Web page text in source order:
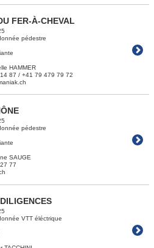
FER-À-CHEVAL
pédestre
HAMMER
87 / +41 79 479 79 72
pédestre
SAUGE
77
VTT éléctrique